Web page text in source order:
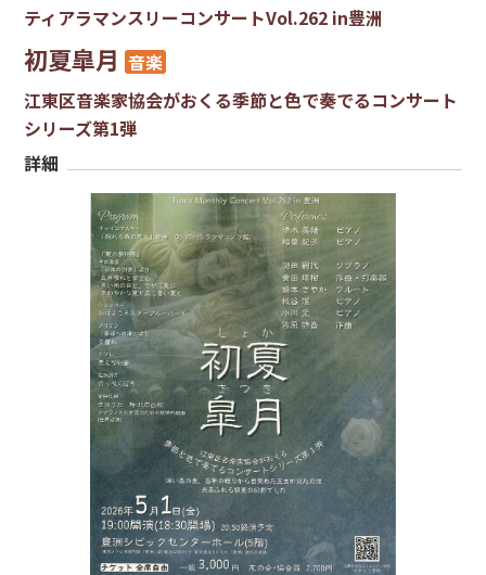
ティアラマンスリーコンサートVol.262 in豊洲
初夏皐月 音楽
江東区音楽家協会がおくる季節と色で奏でるコンサート
シリーズ第1弾
詳細